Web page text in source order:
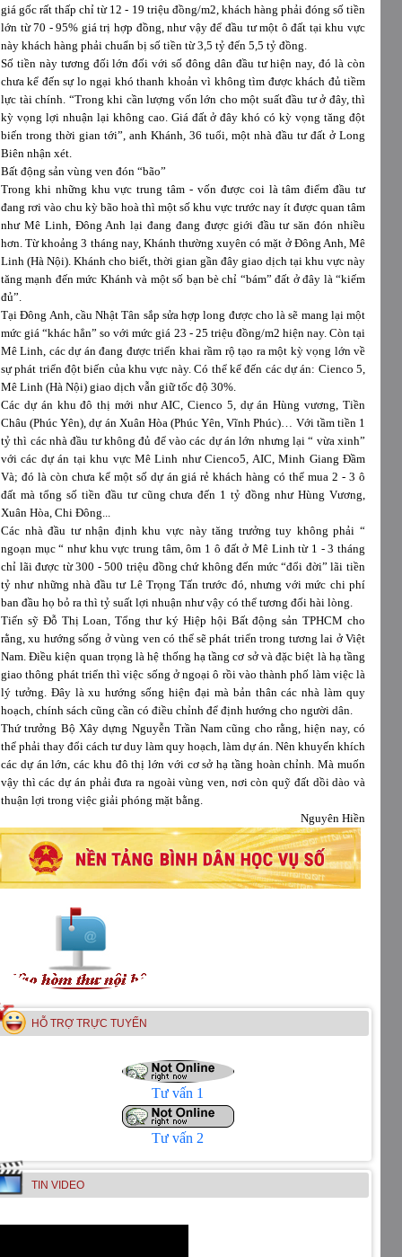
giá gốc rất thấp chỉ từ 12 - 19 triệu đồng/m2, khách hàng phải đóng số tiền
lớn từ 70 - 95% giá trị hợp đồng, như vậy để đầu tư một ô đất tại khu vực
này khách hàng phải chuẩn bị số tiền từ 3,5 tỷ đến 5,5 tỷ đồng.
Số tiền này tương đối lớn đối với số đông dân đầu tư hiện nay, đó là còn
chưa kể đến sự lo ngại khó thanh khoản vì không tìm được khách đủ tiềm
lực tài chính. “Trong khi cần lượng vốn lớn cho một suất đầu tư ở đây, thì
kỳ vọng lợi nhuận lại không cao. Giá đất ở đây khó có kỳ vọng tăng đột
biến trong thời gian tới”, anh Khánh, 36 tuổi, một nhà đầu tư đất ở Long
Biên nhận xét.
Bất động sản vùng ven đón “bão”
Trong khi những khu vực trung tâm - vốn được coi là tâm điểm đầu tư
đang rơi vào chu kỳ bão hoà thì một số khu vực trước nay ít được quan tâm
như Mê Linh, Đông Anh lại đang đang được giới đầu tư săn đón nhiều
hơn. Từ khoảng 3 tháng nay, Khánh thường xuyên có mặt ở Đông Anh, Mê
Linh (Hà Nội). Khánh cho biết, thời gian gần đây giao dịch tại khu vực này
tăng mạnh đến mức Khánh và một số bạn bè chỉ “bám” đất ở đây là “kiếm
đủ”.
Tại Đông Anh, cầu Nhật Tân sắp sửa hợp long được cho là sẽ mang lại một
mức giá “khác hẳn” so với mức giá 23 - 25 triệu đồng/m2 hiện nay. Còn tại
Mê Linh, các dự án đang được triển khai rầm rộ tạo ra một kỳ vọng lớn về
sự phát triển đột biến của khu vực này. Có thể kể đến các dự án: Cienco 5,
Mê Linh (Hà Nội) giao dịch vẫn giữ tốc độ 30%.
Các dự án khu đô thị mới như AIC, Cienco 5, dự án Hùng vương, Tiền
Châu (Phúc Yên), dự án Xuân Hòa (Phúc Yên, Vĩnh Phúc)… Với tầm tiền 1
tỷ thì các nhà đầu tư không đủ để vào các dự án lớn nhưng lại “ vừa xinh”
với các dự án tại khu vực Mê Linh như Cienco5, AIC, Minh Giang Đầm
Và; đó là còn chưa kể một số dự án giá rẻ khách hàng có thể mua 2 - 3 ô
đất mà tổng số tiền đầu tư cũng chưa đến 1 tỷ đồng như Hùng Vương,
Xuân Hòa, Chi Đông...
Các nhà đầu tư nhận định khu vực này tăng trưởng tuy không phải “
ngoạn mục “ như khu vực trung tâm, ôm 1 ô đất ở Mê Linh từ 1 - 3 tháng
chỉ lãi được từ 300 - 500 triệu đồng chứ không đến mức “đổi đời” lãi tiền
tỷ như những nhà đầu tư Lê Trọng Tấn trước đó, nhưng với mức chi phí
ban đầu họ bỏ ra thì tỷ suất lợi nhuận như vậy có thể tương đối hài lòng.
Tiến sỹ Đỗ Thị Loan, Tổng thư ký Hiệp hội Bất động sản TPHCM cho
rằng, xu hướng sống ở vùng ven có thể sẽ phát triển trong tương lai ở Việt
Nam. Điều kiện quan trọng là hệ thống hạ tầng cơ sở và đặc biệt là hạ tầng
giao thông phát triển thì việc sống ở ngoại ô rồi vào thành phố làm việc là
lý tưởng. Đây là xu hướng sống hiện đại mà bản thân các nhà làm quy
hoạch, chính sách cũng cần có điều chỉnh để định hướng cho người dân.
Thứ trưởng Bộ Xây dựng Nguyễn Trần Nam cũng cho rằng, hiện nay, có
thể phải thay đổi cách tư duy làm quy hoạch, làm dự án. Nên khuyến khích
các dự án lớn, các khu đô thị lớn với cơ sở hạ tầng hoàn chỉnh. Mà muốn
vậy thì các dự án phải đưa ra ngoài vùng ven, nơi còn quỹ đất dồi dào và
thuận lợi trong việc giải phóng mặt bằng.
Nguyên Hiền
HỖ TRỢ TRỰC TUYẾN
Tư vấn 1
Tư vấn 2
TIN VIDEO